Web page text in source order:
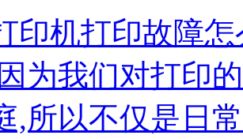
印机打印故障
为我们对打印
,所以不仅是日